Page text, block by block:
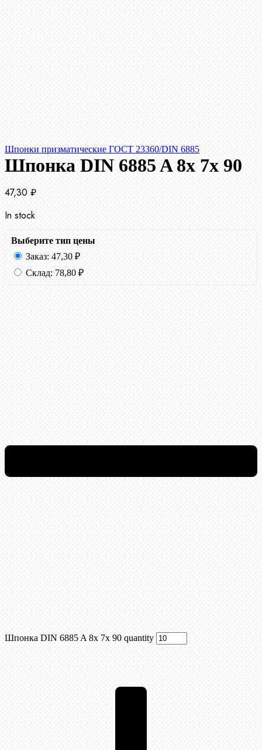
Шпонки призматические ГОСТ 23360/DIN 6885
Шпонка DIN 6885 A 8x 7x 90
47,30 ₽
In stock
Выберите тип цены
Заказ: 47,30 ₽
Склад: 78,80 ₽
Шпонка DIN 6885 A 8x 7x 90 quantity